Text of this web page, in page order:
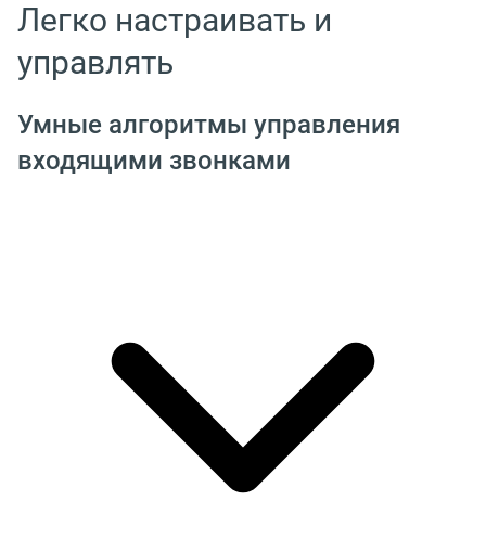
Легко настраивать и
управлять
Умные алгоритмы управления
входящими звонками